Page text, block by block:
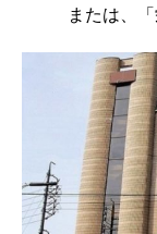
または、「